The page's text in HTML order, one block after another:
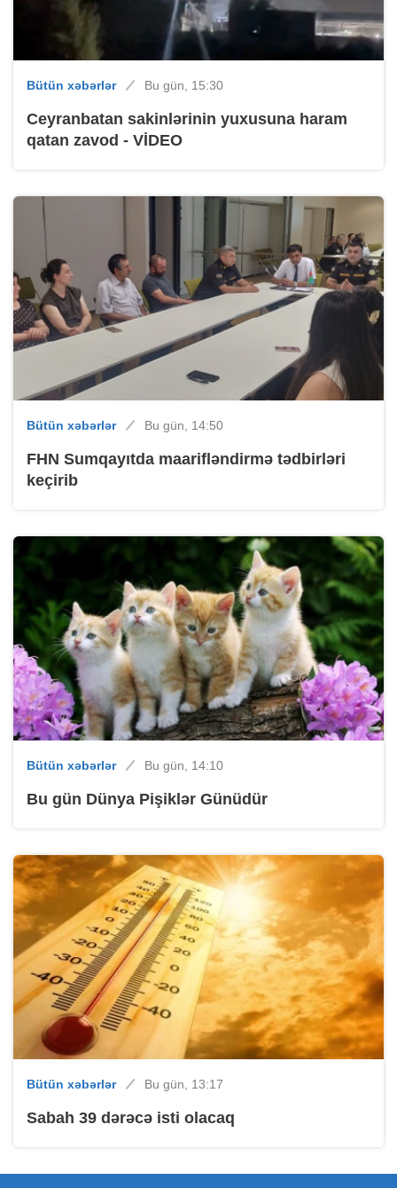
Bütün xəbərlər Bu gün, 15:30
Ceyranbatan sakinlərinin yuxusuna haram
qatan zavod - VİDEO
Bütün xəbərlər Bu gün, 14:50
FHN Sumqayıtda maarifləndirmə tədbirləri
keçirib
Bütün xəbərlər Bu gün, 14:10
Bu gün Dünya Pişiklər Günüdür
Bütün xəbərlər Bu gün, 13:17
Sabah 39 dərəcə isti olacaq